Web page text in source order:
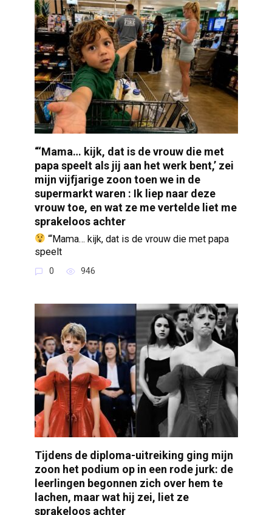
“‘Mama… kijk, dat is de vrouw die met
papa speelt als jij aan het werk bent,’ zei
mijn vijfjarige zoon toen we in de
supermarkt waren : Ik liep naar deze
vrouw toe, en wat ze me vertelde liet me
sprakeloos achter
“‘Mama… kijk, dat is de vrouw die met papa
speelt
0 946
Tijdens de diploma-uitreiking ging mijn
zoon het podium op in een rode jurk: de
leerlingen begonnen zich over hem te
lachen, maar wat hij zei, liet ze
sprakeloos achter